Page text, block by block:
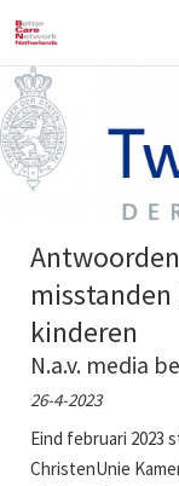
Welkom
kinderen
N.a.v. media
26-4-2023
Eind februari 2023
ChristenUnie